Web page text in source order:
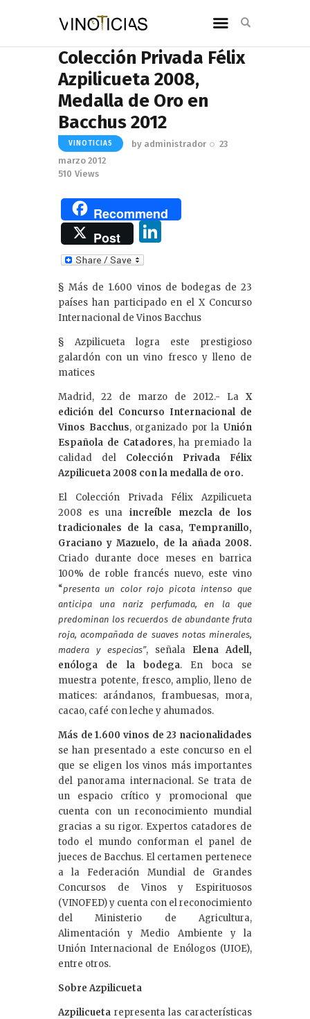
Colección Privada Félix
Azpilicueta 2008,
Medalla de Oro en
Bacchus 2012
VINOTICIAS by administrador
23
marzo 2012
510 Views
Recommend
Post
k
e
dI
n
§ Más de 1.600 vinos de bodegas de 23
países han participado en el X Concurso
Internacional de Vinos Bacchus
§ Azpilicueta logra este prestigioso
galardón con un vino fresco y lleno de
matices
Madrid, 22 de marzo de 2012.- La X
edición del Concurso Internacional de
Vinos Bacchus, organizado por laUnión
Española de Catadores, ha premiado la
calidad del Colección Privada Félix
Azpilicueta 2008 con la medalla de oro.
El Colección Privada Félix Azpilicueta
2008 es una increíble mezcla de los
tradicionales de la casa, Tempranillo,
Graciano y Mazuelo, de la añada 2008.
Criado durante doce meses en barrica
100% de roble francés nuevo, este vino
“presenta un color rojo picota intenso que
anticipa una nariz perfumada, en la que
predominan los recuerdos de abundante fruta
roja, acompañada de suaves notas minerales,
madera y especias”, señala Elena Adell,
enóloga de la bodega. En boca se
muestra potente, fresco, amplio, lleno de
matices: arándanos, frambuesas, mora,
cacao, café con leche y ahumados.
Más de 1.600 vinos de 23 nacionalidades
se han presentado a este concurso en el
que se eligen los vinos más importantes
del panorama internacional. Se trata de
un espacio crítico y promocional que
cuenta con un reconocimiento mundial
gracias a su rigor. Expertos catadores de
todo el mundo conforman el panel de
jueces de Bacchus. El certamen pertenece
a la Federación Mundial de Grandes
Concursos de Vinos y Espirituosos
(VINOFED) y cuenta con el reconocimiento
del Ministerio de Agricultura,
Alimentación y Medio Ambiente y la
Unión Internacional de Enólogos (UIOE),
entre otros.
Sobre Azpilicueta
Azpilicueta representa las características